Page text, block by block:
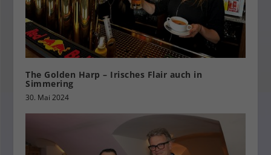
The Golden Harp – Irisches Flair auch in
Simmering
30. Mai 2024